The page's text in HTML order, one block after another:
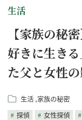
生活
【家族の秘
好きに生き
た父と女性
生活 家族の秘密
探偵
女性探偵